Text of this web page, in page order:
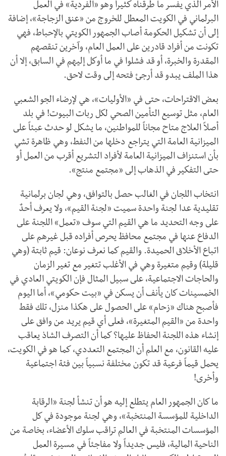
الأمر الذي يفسر ما طرقناه كثيراً وهو «الفردية» في العمل
البرلماني في الكويت المعطل للخروج من «عنق الزجاجة»، إضافة
إلى أن تشكيل الحكومة أصاب الجمهور الكويتي بالإحباط، فهي
تكونت من أفراد قادرين على العمل العام، وآخرين تنقصهم
المقدرة والخبرة، أو قد فشلوا في ما أوكل إليهم في السابق، إلا أن
هذا الملف يبدو قد أرجئ فتحه إلى وقت لاحق.
بعض الاقتراحات، حتى في «الأوليات»، هي لإرضاء الجو الشعبي
العام، مثل توسيع التأمين الصحي لكل ربات البيوت! في بلد
أصلاً العلاج متاح مجاناً للمواطنين، ما يشكل لو حدث عبئاً على
الميزانية العامة التي يتراجع دخلها من النفط، وهي ظاهرة تشي
بأن استنزاف الميزانية العامة لأفراد التشريع أقرب من العمل أو
حتى التفكير في الذهاب إلى «مجتمع منتج».
انتخاب اللجان في الغالب حصل بالتوافق، وهي لجان برلمانية
تقليدية عدا لجنة واحدة سميت «لجنة القيم»، ولا يعرف أحدٌ
على وجه التحديد ما هي القيم التي سوف «تعمل» اللجنة على
الدفاع عنها في مجتمع محافظ يحرص أفراده قبل غيرهم على
اتباع الأخلاق الحميدة. والقيم كما نعرف نوعان: قيم ثابتة (وهي
قليلة) وقيم متغيرة وهي في الأغلب تتغير مع تغير الزمان
والحاجات الاجتماعية، على سبيل المثال فإن الكويتي العادي في
الخمسينات كان يأنف أن يسكن في «بيت حكومي»، أما اليوم
فأصبح هناك «زحام» على الحصول على هكذا منزل، تلك فقط
واحدة من «القيم المتغيرة»، فعلى أي قيم يريد من وافق على
إنشاء هذه اللجنة الحفاظ عليها؟ كما أن التصرف الشاذ يعاقب
عليه القانون، مع العلم أن المجتمع التعددي، كما هو في الكويت،
يحمل قيماً فرعية قد تكون مختلفة نسبياً بين فئة اجتماعية
وأخرى!
ما كان الجمهور العام يتطلع إليه هو أن تنشأ لجنة «الرقابة
الداخلية للمؤسسة المنتخبة»، وهي لجنة موجودة في كل
المؤسسات المنتخبة في العالم تراقب سلوك الأعضاء، بخاصة من
الناحية المالية، فليس جديداً ولا مفاجئاً في مسيرة العمل